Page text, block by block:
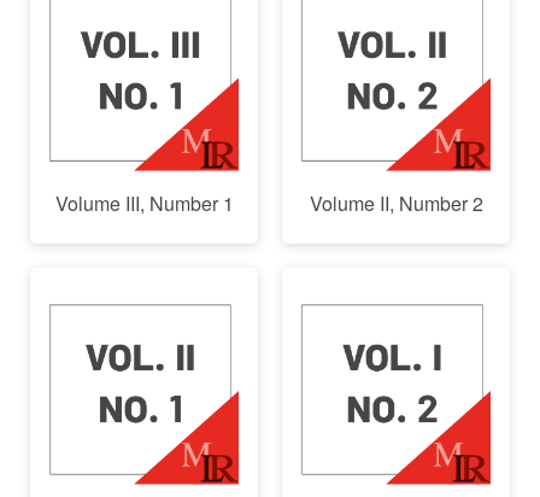
Volume III, Number 1 Volume II, Number 2